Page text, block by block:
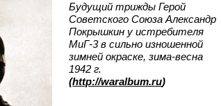
Будущий трижды Герой
Советского Союза Александр
Покрышкин у истребителя
МиГ-3 в сильно изношенной
зимней окраске, зима-весна
1942 г.
(http://waralbum.ru)